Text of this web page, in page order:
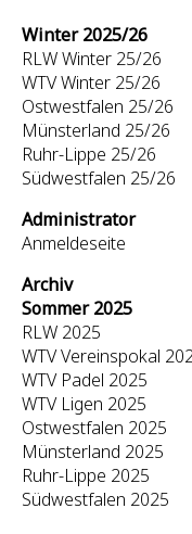
Winter 2025/26
RLW Winter 25/26
WTV Winter 25/26
Ostwestfalen 25/26
Münsterland 25/26
Ruhr-Lippe 25/26
Südwestfalen 25/26
Administrator
Anmeldeseite
Archiv
Sommer 2025
RLW 2025
WTV Vereinspokal
WTV Padel 2025
WTV Ligen 2025
Ostwestfalen 2025
Münsterland 2025
Ruhr-Lippe 2025
Südwestfalen 2025